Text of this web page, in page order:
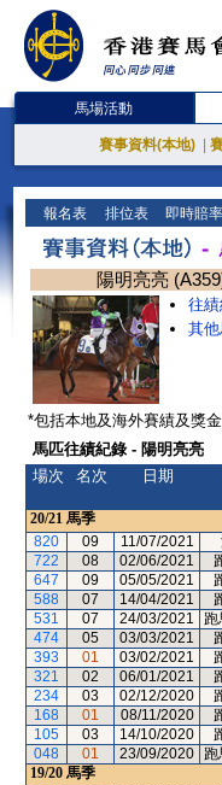
馬場活動
賽事資料(本地)
報名表 排位表 即時賠率
陽明亮亮
往
其
*包括本地及海外賽績及獎金
馬匹往績紀錄 - 陽明亮亮
場次
名次 日期
20/21 馬季
820
09 11/07/2021
722
08 02/06/2021
647
09 05/05/2021
588
07 14/04/2021
531
07 24/03/2021 跑
474
05 03/03/2021
393
01 03/02/2021
321
02 06/01/2021
234
03 02/12/2020
168
01 08/11/2020
105
03 14/10/2020
048
01 23/09/2020 跑
19/20 馬季